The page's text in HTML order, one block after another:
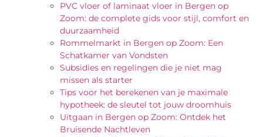
PVC vloer of laminaat vloer in Bergen op
Zoom: de complete gids voor stijl, comfort en
duurzaamheid
Rommelmarkt in Bergen op Zoom: Een
Schatkamer van Vondsten
Subsidies en regelingen die je niet mag
missen als starter
Tips voor het berekenen van je maximale
hypotheek: de sleutel tot jouw droomhuis
Uitgaan in Bergen op Zoom: Ontdek het
Bruisende Nachtleven